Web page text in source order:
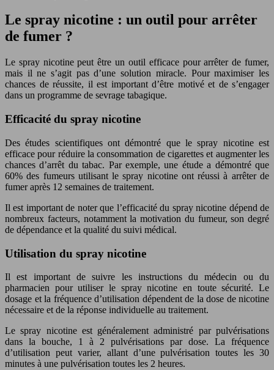
Le spray nicotine : un outil pour arrêter
de fumer ?
Le spray nicotine peut être un outil efficace pour arrêter de fumer,
mais il ne s’agit pas d’une solution miracle. Pour maximiser les
chances de réussite, il est important d’être motivé et de s’engager
dans un programme de sevrage tabagique.
Efficacité du spray nicotine
Des études scientifiques ont démontré que le spray nicotine est
efficace pour réduire la consommation de cigarettes et augmenter les
chances d’arrêt du tabac. Par exemple, une étude a démontré que
60% des fumeurs utilisant le spray nicotine ont réussi à arrêter de
fumer après 12 semaines de traitement.
Il est important de noter que l’efficacité du spray nicotine dépend de
nombreux facteurs, notamment la motivation du fumeur, son degré
de dépendance et la qualité du suivi médical.
Utilisation du spray nicotine
Il est important de suivre les instructions du médecin ou du
pharmacien pour utiliser le spray nicotine en toute sécurité. Le
dosage et la fréquence d’utilisation dépendent de la dose de nicotine
nécessaire et de la réponse individuelle au traitement.
Le spray nicotine est généralement administré par pulvérisations
dans la bouche, 1 à 2 pulvérisations par dose. La fréquence
d’utilisation peut varier, allant d’une pulvérisation toutes les 30
minutes à une pulvérisation toutes les 2 heures.